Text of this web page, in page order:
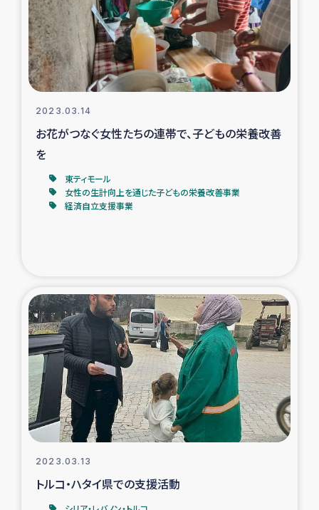
スリランカの南北女性をつなぐサリー・リサイクル・プロ
ジェクト
復興支援事業
ガザ人道支援
ミャンマー緊急支援
タイ国境ミャンマー移民子ども支援
漁民によるマングローブ植林活動
レバノンでのシリア難民への食糧・越冬支援
レバノンでのシリア難民への教育支援事業
2023.03.14
お花がつなぐ女性たちの連帯で、子どもの栄養改善
を
東ティモール
女性の生計向上を通じた子どもの栄養改善事業
経済自立支援事業
2023.03.13
トルコ・ハタイ県での支援活動